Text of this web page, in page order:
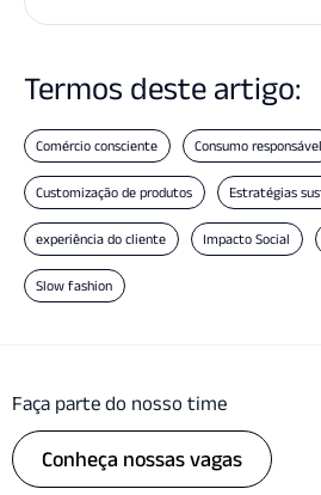
Termos deste artigo:
Comércio consciente Consumo responsável
Customização de produtos Estratégias
experiência do cliente Impacto Social
Slow fashion
Faça parte do nosso time
Conheça nossas vagas